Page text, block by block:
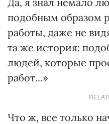
подобным образом
работы, даже не
та же история:
людей, которые
работ...»
Что ж, все только